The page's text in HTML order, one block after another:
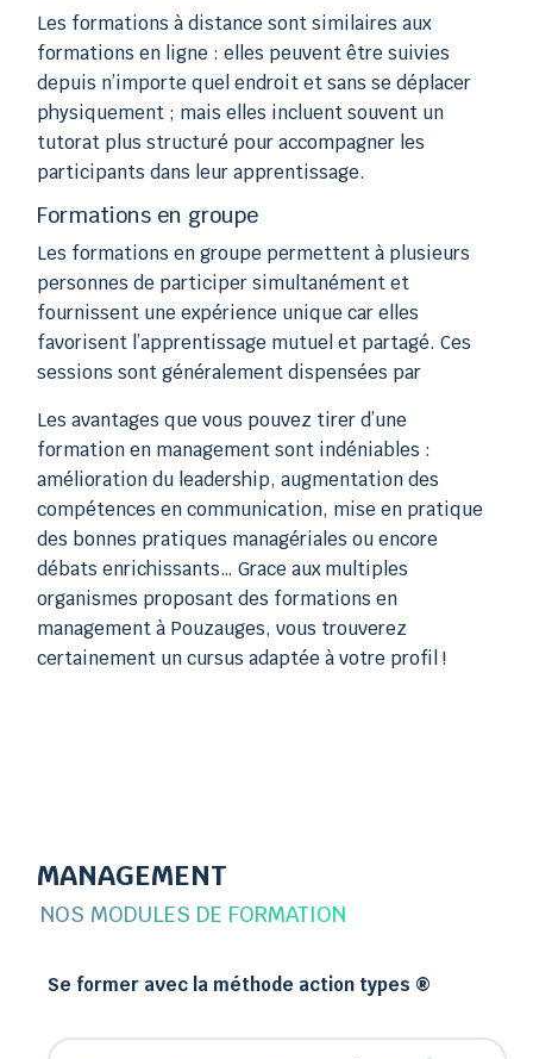
Les formations à distance sont similaires aux
formations en ligne : elles peuvent être suivies
depuis n’importe quel endroit et sans se déplacer
physiquement ; mais elles incluent souvent un
tutorat plus structuré pour accompagner les
participants dans leur apprentissage.
Formations en groupe
Les formations en groupe permettent à plusieurs
personnes de participer simultanément et
fournissent une expérience unique car elles
favorisent l’apprentissage mutuel et partagé. Ces
sessions sont généralement dispensées par
Les avantages que vous pouvez tirer d’une
formation en management sont indéniables :
amélioration du leadership, augmentation des
compétences en communication, mise en pratique
des bonnes pratiques managériales ou encore
débats enrichissants… Grace aux multiples
organismes proposant des formations en
management à Pouzauges, vous trouverez
certainement un cursus adaptée à votre profil !
MANAGEMENT
NOS MODULES DE FORMATION
Se former avec la méthode action types ®